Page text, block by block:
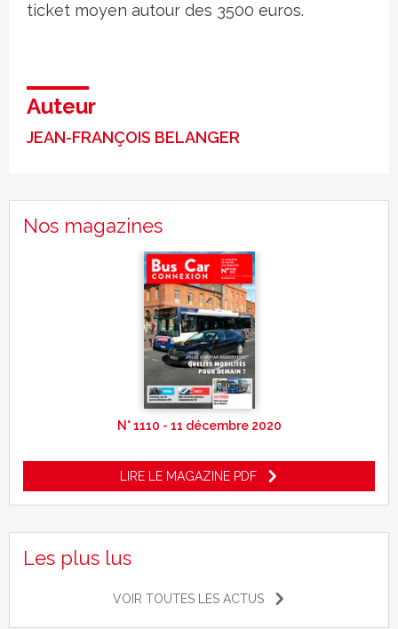
ticket moyen autour des 3500 euros.
Auteur
JEAN-FRANÇOIS BELANGER
Nos magazines
N° 1110 - 11 décembre 2020
LIRE LE MAGAZINE PDF
Les plus lus
VOIR TOUTES LES ACTUS